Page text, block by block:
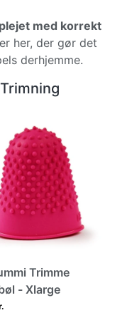
med korrekt
her, der gør det
derhjemme.
Trimme
- Xlarge